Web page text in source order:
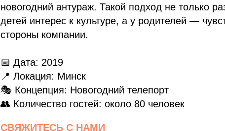
новогодний антураж. Такой подход не только
детей интерес к культуре, а у родителей —
стороны компании.
📅 Дата: 2019
📍 Локация: Минск
🎭 Концепция: Новогодний телепорт
👥 Количество гостей: около 80 человек
СВЯЖИТЕСЬ С НАМИ